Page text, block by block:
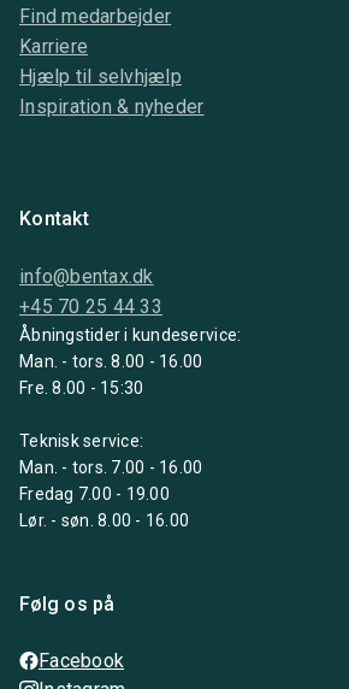
Find medarbejder
Karriere
Hjælp til selvhjælp
Inspiration & nyheder
Kontakt
info@bentax.dk
+45 70 25 44 33
Åbningstider i kundeservice:
Man. - tors. 8.00 - 16.00
Fre. 8.00 - 15:30
Teknisk service:
Man. - tors. 7.00 - 16.00
Fredag 7.00 - 19.00
Lør. - søn. 8.00 - 16.00
Følg os på
Facebook